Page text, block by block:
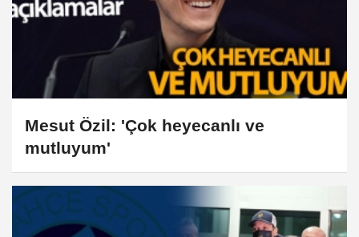
Mesut Özil: 'Çok heyecanlı ve
mutluyum'